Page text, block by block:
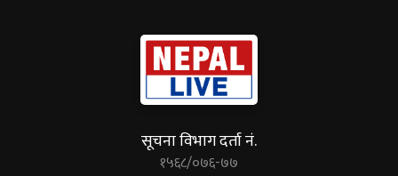
सूचना विभाग दर्ता नं.
१५६८/०७६-७७